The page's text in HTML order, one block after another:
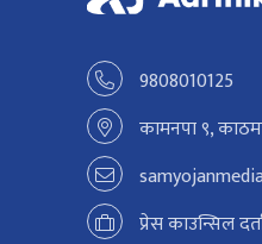
9808010125
कामनपा ९,
प्रेस काउन्सिल